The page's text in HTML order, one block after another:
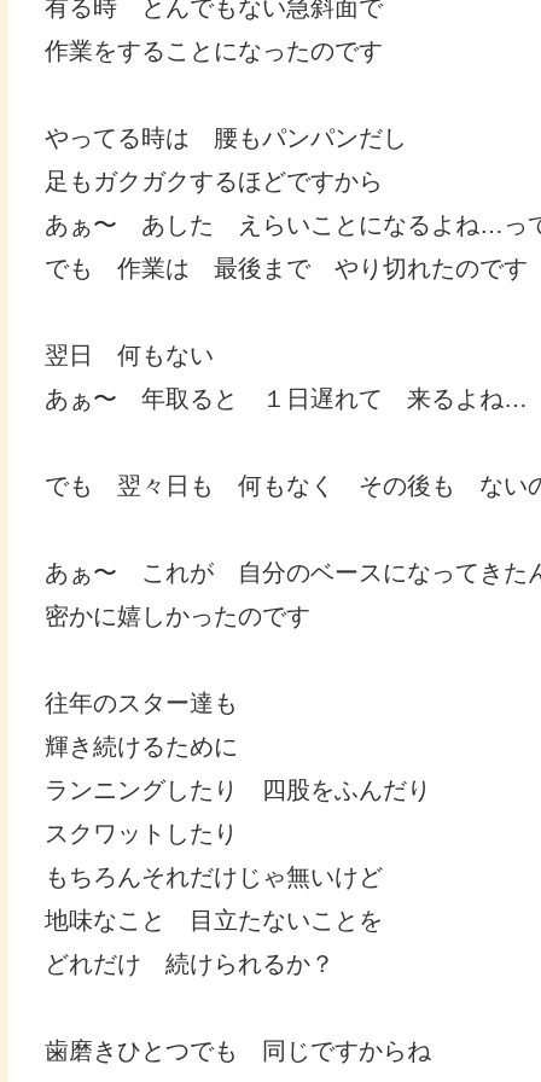
有る時 とんでもない急斜面で
作業をすることになったのです
やってる時は 腰もパンパンだし
足もガクガクするほどですから
あぁ〜 あした えらいことになるよね…っ
でも 作業は 最後まで やり切れたのです
翌日 何もない
あぁ〜 年取ると １日遅れて 来るよね…
でも 翌々日も 何もなく その後も ない
あぁ〜 これが 自分のベースになってきた
密かに嬉しかったのです
往年のスター達も
輝き続けるために
ランニングしたり 四股をふんだり
スクワットしたり
もちろんそれだけじゃ無いけど
地味なこと 目立たないことを
どれだけ 続けられるか？
歯磨きひとつでも 同じですからね